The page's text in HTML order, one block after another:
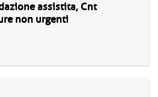
assistita, Cnt
non urgenti